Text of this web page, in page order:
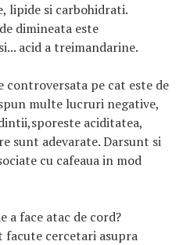
lipide si carbohidrati.
dimineata este
acid a treimandarine.
controversata pe cat este de
multe lucruri negative,
aciditatea,
sunt adevarate. Darsunt si
cu cafeaua in mod
a face atac de cord?
facute cercetari asupra